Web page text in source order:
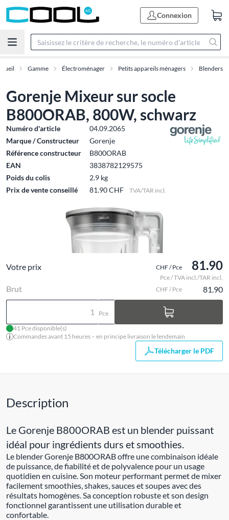
Connexion
Gamme Électroménager Petits appareils ménagers Blenders
Gorenje Mixeur sur socle
B800ORAB, 800W, schwarz
Numéro d'article
04.09.2065
Marque / Constructeur
Gorenje
Référence constructeur
B800ORAB
EAN
3838782129575
Poids du colis
2.9 kg
Prix de vente conseillé
81.90 CHF TVA/TAR incl.
Votre prix CHF / Pce 81.90
Pce / TVA incl./TAR incl.
Brut CHF / Pce 81.90
Pce
41 Pce disponible(s)
Commandes avant 15 heures – en principe livraison le lendemain
Télécharger le PDF
Description
Le Gorenje B800ORAB est un blender puissant
idéal pour ingrédients durs et smoothies.
Le blender Gorenje B800ORAB offre une combinaison idéale
de puissance, de fiabilité et de polyvalence pour un usage
quotidien en cuisine. Son moteur performant permet de mixer
facilement smoothies, shakes, sauces et soupes avec des
résultats homogènes. Sa conception robuste et son design
fonctionnel garantissent une utilisation durable et
confortable.